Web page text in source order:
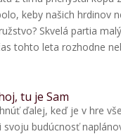
keby našich hrdinov
Skvelá partia
tohto leta rozhodne
tu je Sam
ďalej, keď je v hre
svoju budúcnosť